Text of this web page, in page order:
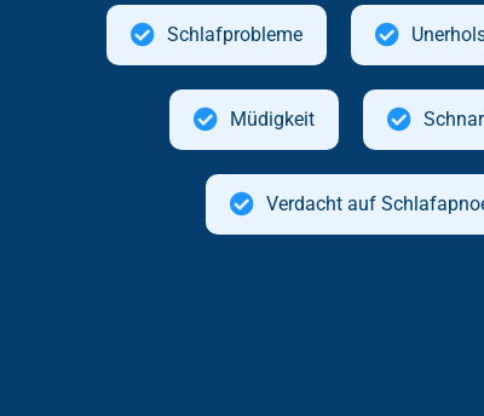
Schlafprobleme
Müdigkeit
Verdacht auf